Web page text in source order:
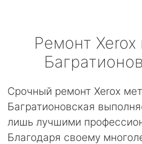
Ремонт Xerox
Срочный ремонт Xerox
Багратионовская
лишь лучшими
Благодаря своему